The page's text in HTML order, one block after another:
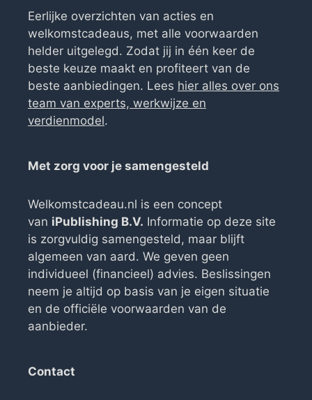
Eerlijke overzichten van acties en
welkomstcadeaus, met alle voorwaarden
helder uitgelegd. Zodat jij in één keer de
beste keuze maakt en profiteert van de
beste aanbiedingen. Lees hier alles over ons
team van experts, werkwijze en
verdienmodel.
Met zorg voor je samengesteld
Welkomstcadeau.nl is een concept
van iPublishing B.V. Informatie op deze site
is zorgvuldig samengesteld, maar blijft
algemeen van aard. We geven geen
individueel (financieel) advies. Beslissingen
neem je altijd op basis van je eigen situatie
en de officiële voorwaarden van de
aanbieder.
Contact